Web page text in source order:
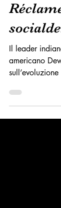
23 ago 2023
Il leader
americano